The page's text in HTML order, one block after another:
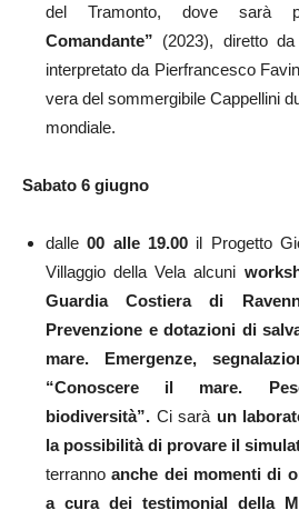
del Tramonto, dove sarà
Comandante” (2023), diretto
interpretato da Pierfrancesco
vera del sommergibile Cappellini
mondiale.
Sabato 6 giugno ​
dalle00 alle 19.00 il Progetto
Villaggio della Vela alcuni
Guardia Costiera di
Prevenzione e dotazioni di
mare. Emergenze,
“Conoscere il mare.
biodiversità”. Ci sarà un
la possibilità di provare il
terrannoanche dei momenti di
a cura dei testimonial della